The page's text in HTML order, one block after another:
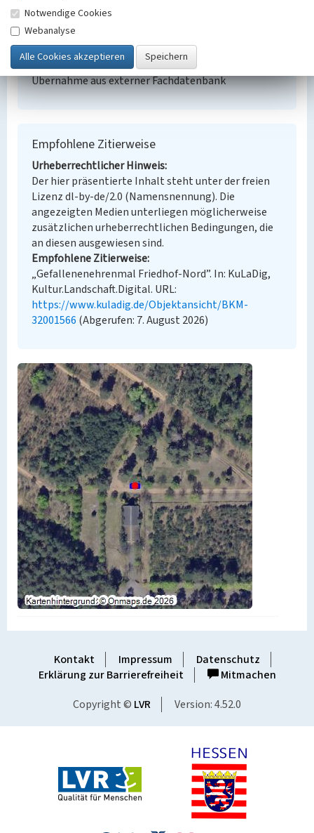
Denkmalpflege
Erfassungsmaßstab
Keine Angabe
Erfassungsmethode
Übernahme aus externer Fachdatenbank
Empfohlene Zitierweise
Urheberrechtlicher Hinweis
Der hier präsentierte Inhalt steht unter der freien
Lizenz dl-by-de/2.0 (Namensnennung). Die
angezeigten Medien unterliegen möglicherweise
zusätzlichen urheberrechtlichen Bedingungen, die
an diesen ausgewiesen sind.
Empfohlene Zitierweise
„Gefallenenehrenmal Friedhof-Nord”. In: KuLaDig,
Kultur.Landschaft.Digital. URL:
https://www.kuladig.de/Objektansicht/BKM-
32001566 (Abgerufen: 7. August 2026)
Kontakt Impressum
Datenschutz
Erklärung zur Barrierefreiheit
Mitmachen
Copyright © LVR Version: 4.52.0
Notwendige Cookies
Webanalyse